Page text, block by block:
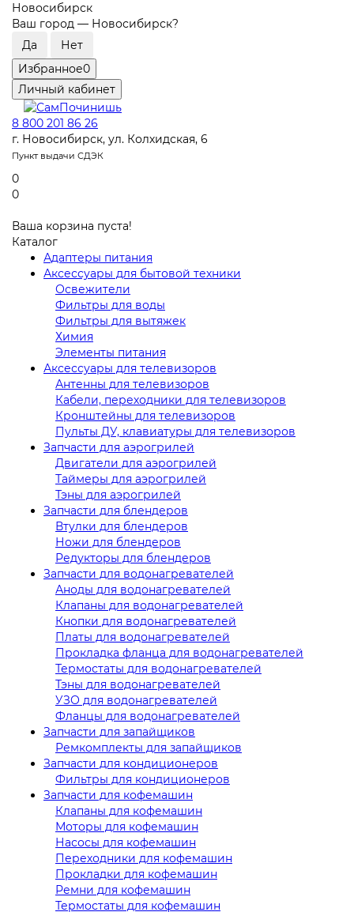
Новосибирск
Ваш город — Новосибирск?
Избранное0
Личный кабинет
8 800 201 86 26
г. Новосибирск, ул. Колхидская, 6
Пункт выдачи СДЭК
0
0
Ваша корзина пуста!
Каталог
Адаптеры питания
Аксессуары для бытовой техники
Освежители
Фильтры для воды
Фильтры для вытяжек
Химия
Элементы питания
Аксессуары для телевизоров
Антенны для телевизоров
Кабели, переходники для телевизоров
Кронштейны для телевизоров
Пульты ДУ, клавиатуры для телевизоров
Запчасти для аэрогрилей
Двигатели для аэрогрилей
Таймеры для аэрогрилей
Тэны для аэрогрилей
Запчасти для блендеров
Втулки для блендеров
Ножи для блендеров
Редукторы для блендеров
Запчасти для водонагревателей
Аноды для водонагревателей
Клапаны для водонагревателей
Кнопки для водонагревателей
Платы для водонагревателей
Прокладка фланца для водонагревателей
Термостаты для водонагревателей
Тэны для водонагревателей
УЗО для водонагревателей
Фланцы для водонагревателей
Запчасти для запайщиков
Ремкомплекты для запайщиков
Запчасти для кондиционеров
Фильтры для кондиционеров
Запчасти для кофемашин
Клапаны для кофемашин
Моторы для кофемашин
Насосы для кофемашин
Переходники для кофемашин
Прокладки для кофемашин
Ремни для кофемашин
Термостаты для кофемашин